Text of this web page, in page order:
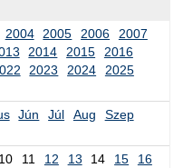
2004 2005 2006
2007
2014 2015
2016
2023 2024
2025
Jún Júl Aug
Szep
10 11 12 13 14 15
16